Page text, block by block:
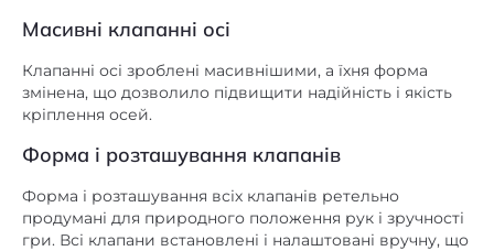
Масивні клапанні осі
Клапанні осі зроблені масивнішими, а їхня форма
змінена, що дозволило підвищити надійність і якість
кріплення осей.
Форма і розташування клапанів
Форма і розташування всіх клапанів ретельно
продумані для природного положення рук і зручності
гри. Всі клапани встановлені і налаштовані вручну, що